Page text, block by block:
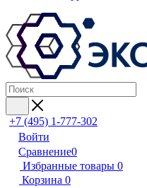
+7 (495) 1-777-302
Войти
Сравнение0
Избранные товары 0
Корзина 0